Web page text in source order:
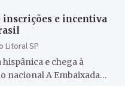
inscrições e incentiva
Litoral SP
e chega à
nacional A Embaixada…